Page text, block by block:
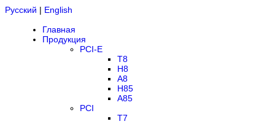
Русский | English
Главная
Продукция
PCI-E
T8
H8
A8
H85
A85
PCI
T7